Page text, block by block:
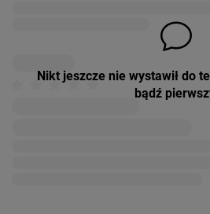
Nikt jeszcze nie wystawił do
bądź